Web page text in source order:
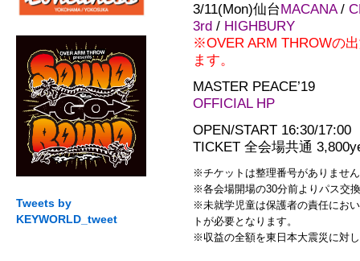
Tweets by
KEYWORLD_tweet
3/11(Mon)仙台MACANA/
3rd / HIGHBURY
※OVER ARM THROWの
ます。
MASTER PEACE’19
OFFICIAL HP
OPEN/START 16:30/17:00
TICKET 全会場共通
※チケットは整理番号がありませ
※各会場開場の30分前よりパス交
※未就学児童は保護者の責任にお
トが必要となります。
※収益の全額を東日本大震災に対